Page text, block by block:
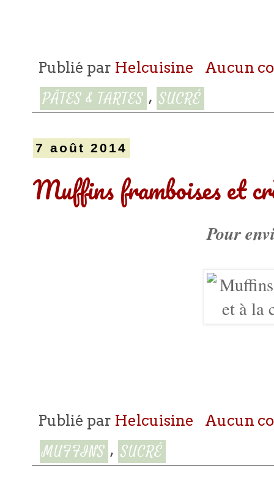
Publié par Helcuisine Aucun
PÂTES & TARTES , SUCRÉ
7 août 2014
Muffins framboises et
Pour
Publié par Helcuisine Aucun
MUFFINS , SUCRÉ